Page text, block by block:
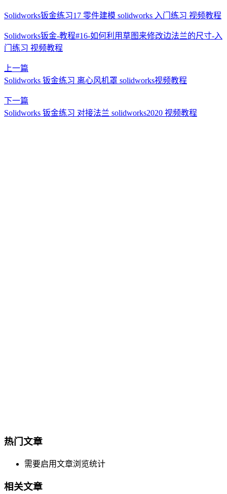
Solidworks钣金练习17 零件建模 solidworks 入门练习 视频教程
Solidworks钣金-教程#16-如何利用草图来修改边法兰的尺寸-入
门练习 视频教程
上一篇
Solidworks 钣金练习 离心风机罩 solidworks视频教程
下一篇
Solidworks 钣金练习 对接法兰 solidworks2020 视频教程
热门文章
需要启用文章浏览统计
相关文章